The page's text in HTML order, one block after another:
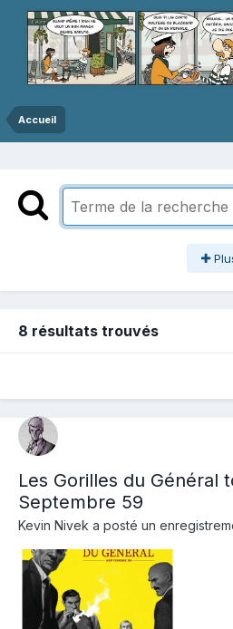
Accueil
8 résultats trouvés
Les Gorilles du Général
Septembre 59
Kevin Nivek a posté un